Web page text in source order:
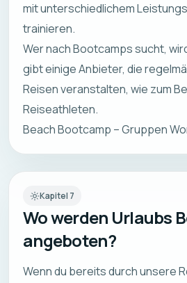
mit unterschiedlichem
trainieren.
Wer nach Bootcamps sucht,
gibt einige Anbieter, die
Reisen veranstalten, wie zum
Reiseathleten.
Beach Bootcamp – Gruppen
Kapitel 7
Wo werden Urlaubs
angeboten?
Wenn du bereits durch unsere